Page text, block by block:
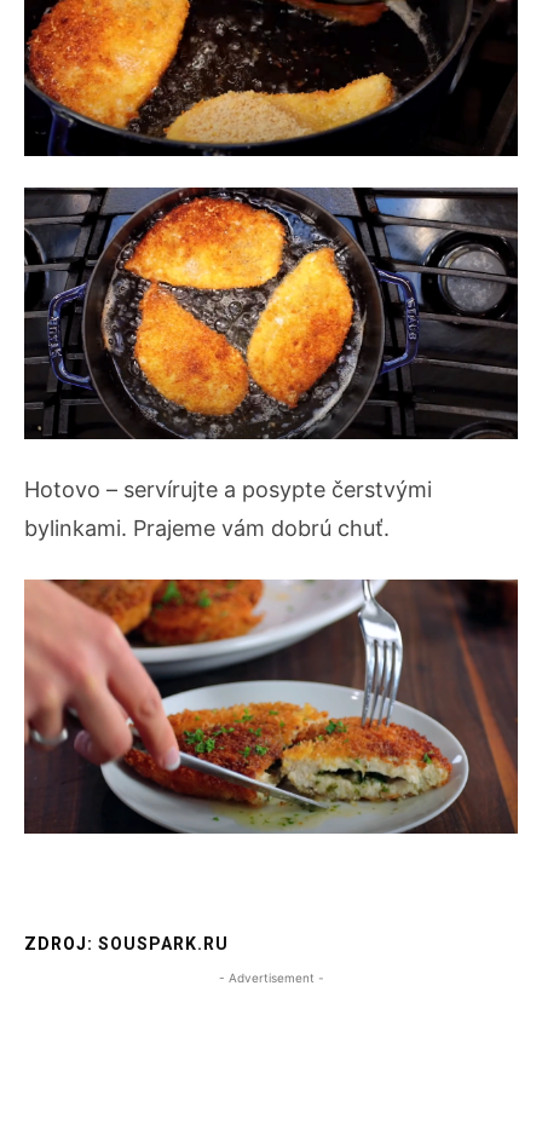
Hotovo – servírujte a posypte čerstvými
bylinkami. Prajeme vám dobrú chuť.
ZDROJ: SOUSPARK.RU
- Advertisement -